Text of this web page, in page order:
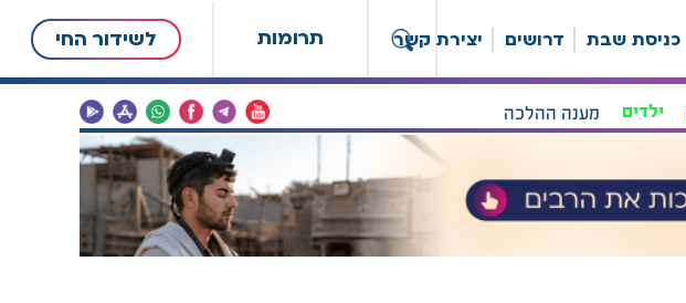
תרומות לשידור החי כניסת שבת דרושים יצירת קשר
ילדים מענה ההלכה